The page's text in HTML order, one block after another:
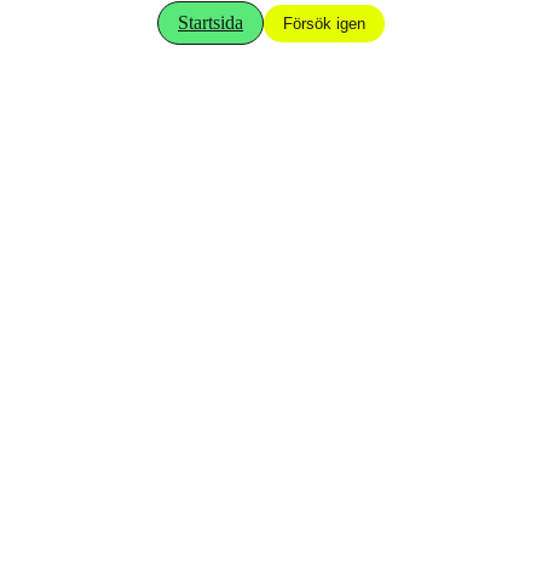
Startsida Försök igen